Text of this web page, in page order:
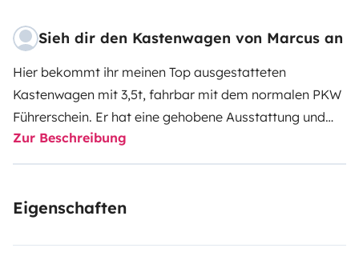
Sieh dir den Kastenwagen von Marcus an
Hier bekommt ihr meinen Top ausgestatteten
Kastenwagen mit 3,5t, fahrbar mit dem normalen PKW
Führerschein. Er hat eine gehobene Ausstattung und
alles was man für einen tollen Trip braucht, inkl.
Camper Navi, Rückfahrkamera, Solaranlage,
Zusatzschlösser und vieles mehr. Größte Bettmasse in
Zur Beschreibung
Eigenschaften